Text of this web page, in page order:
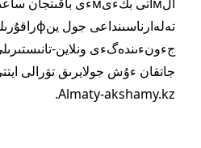
جاتقان ءۇش جولايرىق تۋرالى
Almaty-akshamy.kz.